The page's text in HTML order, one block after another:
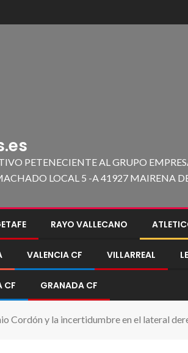
PETENECIENTE AL GRUPO
LOCAL 5 -A 41927 MAIRENA
RAYO VALLECANO
VALENCIA CF VILLARREAL
CF GRANADA CF
Cordón y la incertidumbre en el lateral